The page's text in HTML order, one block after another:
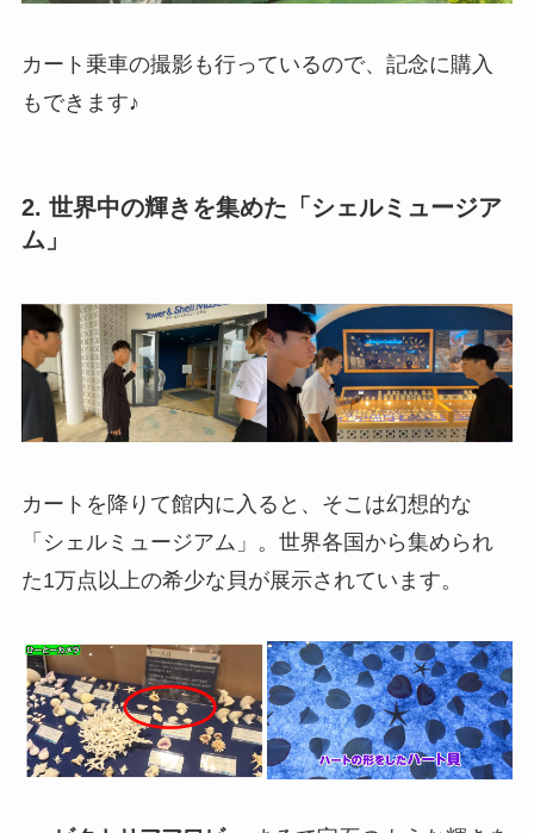
カート乗車の撮影も行っているので、記念に購入
もできます♪
2. 世界中の輝きを集めた「シェルミュージア
ム」
カートを降りて館内に入ると、そこは幻想的な
「シェルミュージアム」。世界各国から集められ
た1万点以上の希少な貝が展示されています。